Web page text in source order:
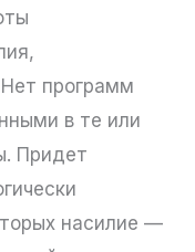
программ
в те или
Придет
насилие —